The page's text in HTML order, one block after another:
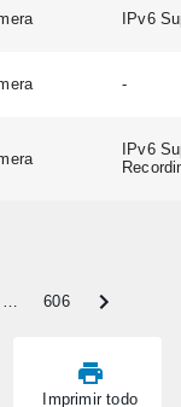
Imprimir todo
IPv6
-
IPv6
… 606